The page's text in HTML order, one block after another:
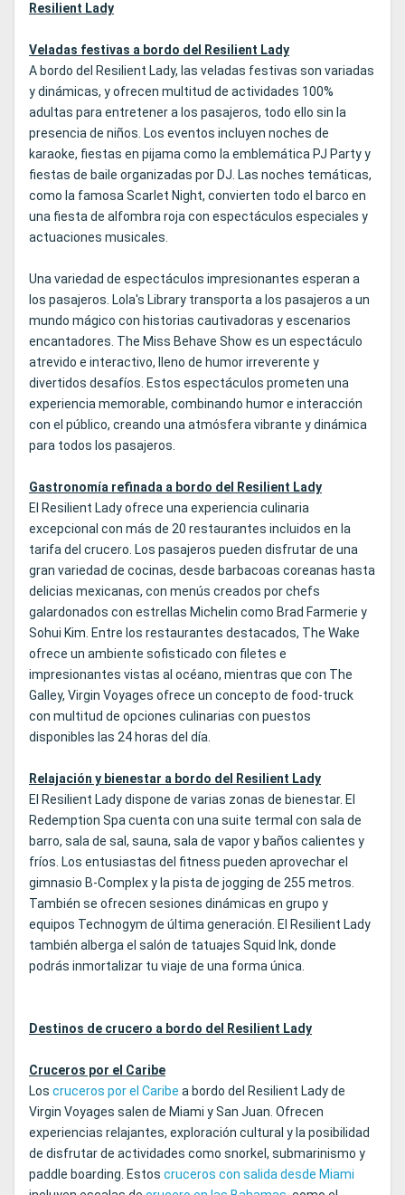
Resilient Lady
Veladas festivas a bordo del Resilient Lady
A bordo del Resilient Lady, las veladas festivas son variadas
y dinámicas, y ofrecen multitud de actividades 100%
adultas para entretener a los pasajeros, todo ello sin la
presencia de niños. Los eventos incluyen noches de
karaoke, fiestas en pijama como la emblemática PJ Party y
fiestas de baile organizadas por DJ. Las noches temáticas,
como la famosa Scarlet Night, convierten todo el barco en
una fiesta de alfombra roja con espectáculos especiales y
actuaciones musicales.
Una variedad de espectáculos impresionantes esperan a
los pasajeros. Lola's Library transporta a los pasajeros a un
mundo mágico con historias cautivadoras y escenarios
encantadores. The Miss Behave Show es un espectáculo
atrevido e interactivo, lleno de humor irreverente y
divertidos desafíos. Estos espectáculos prometen una
experiencia memorable, combinando humor e interacción
con el público, creando una atmósfera vibrante y dinámica
para todos los pasajeros.
Gastronomía refinada a bordo del Resilient Lady
El Resilient Lady ofrece una experiencia culinaria
excepcional con más de 20 restaurantes incluidos en la
tarifa del crucero. Los pasajeros pueden disfrutar de una
gran variedad de cocinas, desde barbacoas coreanas hasta
delicias mexicanas, con menús creados por chefs
galardonados con estrellas Michelin como Brad Farmerie y
Sohui Kim. Entre los restaurantes destacados, The Wake
ofrece un ambiente sofisticado con filetes e
impresionantes vistas al océano, mientras que con The
Galley, Virgin Voyages ofrece un concepto de food-truck
con multitud de opciones culinarias con puestos
disponibles las 24 horas del día.
Relajación y bienestar a bordo del Resilient Lady
El Resilient Lady dispone de varias zonas de bienestar. El
Redemption Spa cuenta con una suite termal con sala de
barro, sala de sal, sauna, sala de vapor y baños calientes y
fríos. Los entusiastas del fitness pueden aprovechar el
gimnasio B-Complex y la pista de jogging de 255 metros.
También se ofrecen sesiones dinámicas en grupo y
equipos Technogym de última generación. El Resilient Lady
también alberga el salón de tatuajes Squid Ink, donde
podrás inmortalizar tu viaje de una forma única.
Destinos de crucero a bordo del Resilient Lady
Cruceros por el Caribe
Los cruceros por el Caribe a bordo del Resilient Lady de
Virgin Voyages salen de Miami y San Juan. Ofrecen
experiencias relajantes, exploración cultural y la posibilidad
de disfrutar de actividades como snorkel, submarinismo y
paddle boarding. Estos cruceros con salida desde Miami